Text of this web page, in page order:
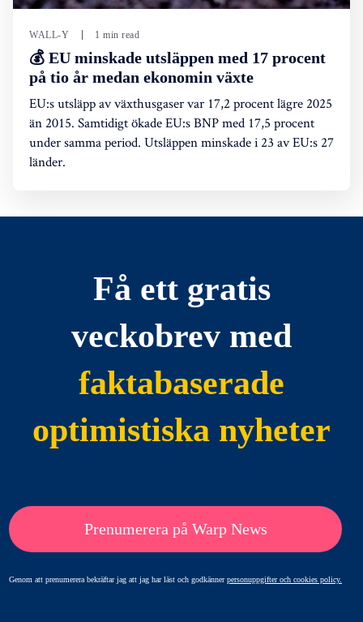
WALL-Y 1 min read
💰 EU minskade utsläppen med 17 procent
på tio år medan ekonomin växte
EU:s utsläpp av växthusgaser var 17,2 procent lägre 2025
än 2015. Samtidigt ökade EU:s BNP med 17,5 procent
under samma period. Utsläppen minskade i 23 av EU:s 27
länder.
Få ett gratis
veckobrev med
faktabaserade
optimistiska nyheter
Prenumerera på Warp News
Genom att prenumerera bekräftar jag att jag har läst och godkännerpersonuppgifter och cookies policy.